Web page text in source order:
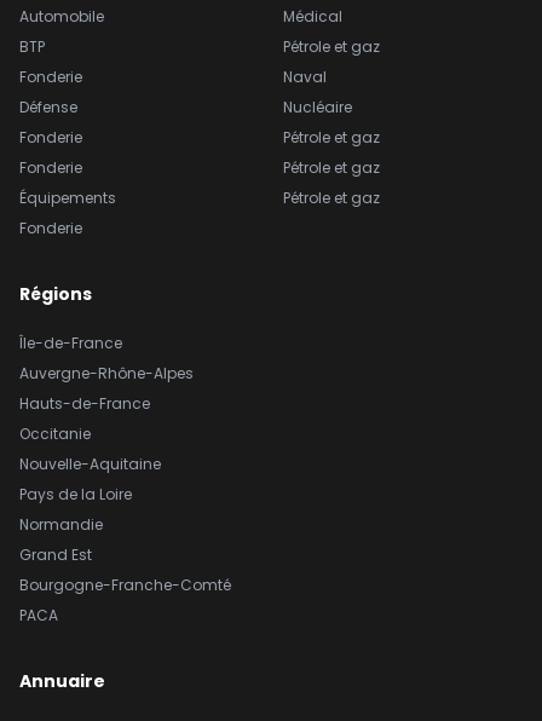
Automobile
BTP
Fonderie
Défense
Fonderie
Fonderie
Équipements
Fonderie
Médical
Pétrole et gaz
Naval
Nucléaire
Pétrole et gaz
Pétrole et gaz
Pétrole et gaz
Régions
Île-de-France
Auvergne-Rhône-Alpes
Hauts-de-France
Occitanie
Nouvelle-Aquitaine
Pays de la Loire
Normandie
Grand Est
Bourgogne-Franche-Comté
PACA
Annuaire